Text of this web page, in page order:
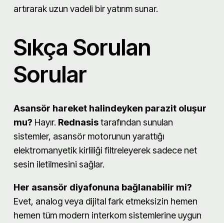
artırarak uzun vadeli bir yatırım sunar.
Sıkça Sorulan
Sorular
Asansör hareket halindeyken parazit oluşur
mu? Hayır. Rednasistarafından sunulan
sistemler, asansör motorunun yarattığı
elektromanyetik kirliliği filtreleyerek sadece net
sesin iletilmesini sağlar.
Her asansör diyafonuna bağlanabilir mi?
Evet, analog veya dijital fark etmeksizin hemen
hemen tüm modern interkom sistemlerine uygun